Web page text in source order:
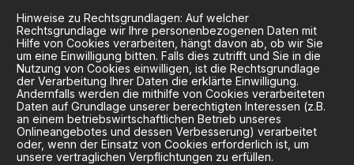
Hinweise zu Rechtsgrundlagen: Auf welcher
Rechtsgrundlage wir Ihre personenbezogenen Daten mit
Hilfe von Cookies verarbeiten, hängt davon ab, ob wir Sie
um eine Einwilligung bitten. Falls dies zutrifft und Sie in die
Nutzung von Cookies einwilligen, ist die Rechtsgrundlage
der Verarbeitung Ihrer Daten die erklärte Einwilligung.
Andernfalls werden die mithilfe von Cookies verarbeiteten
Daten auf Grundlage unserer berechtigten Interessen (z.B.
an einem betriebswirtschaftlichen Betrieb unseres
Onlineangebotes und dessen Verbesserung) verarbeitet
oder, wenn der Einsatz von Cookies erforderlich ist, um
unsere vertraglichen Verpflichtungen zu erfüllen.